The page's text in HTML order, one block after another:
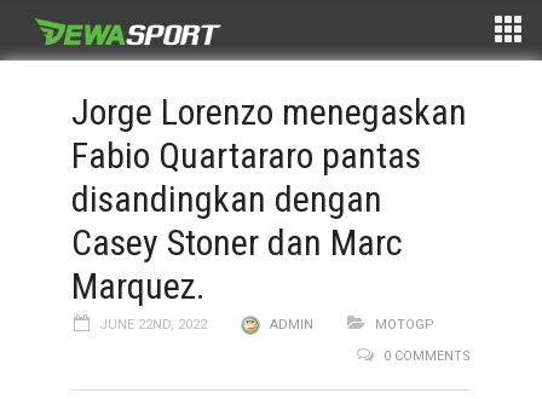
Jorge Lorenzo menegaskan
Fabio Quartararo pantas
disandingkan dengan
Casey Stoner dan Marc
Marquez.
JUNE 22ND, 2022 ADMIN
MOTOGP
0 COMMENTS